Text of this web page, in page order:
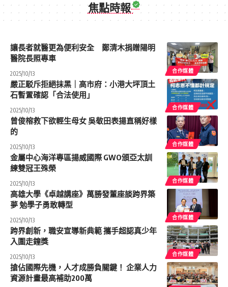
焦點時報
合作媒體
讓長者就醫更為便利安全 鄭清木捐贈陽明
醫院長照專車
2025/10/13
合作媒體
嚴正駁斥拒絕抹黑｜高市府：小港大坪頂土
石暫置確認「合法使用」
2025/10/13
合作媒體
曾俊榕救下欲輕生母女 吳敬田表揚直稱好樣
的
2025/10/13
合作媒體
金屬中心海洋專區揚威國際 GWO頒亞太訓
練雙冠王殊榮
2025/10/13
合作媒體
高雄大學《卓越講座》萬勝發董座談跨界築
夢 勉學子勇敢轉型
2025/10/13
合作媒體
跨界創新，職安宣導新典範 攜手超認真少年
入圍走鐘獎
2025/10/13
搶佔國際先機，人才成勝負關鍵！ 企業人力
資源計畫最高補助200萬